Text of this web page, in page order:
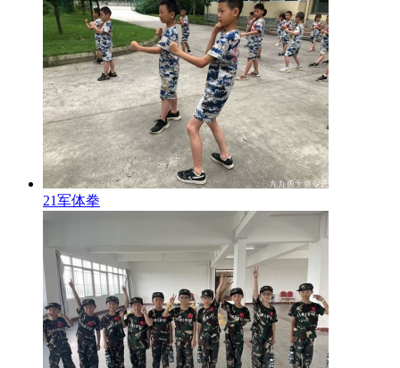
21军体拳